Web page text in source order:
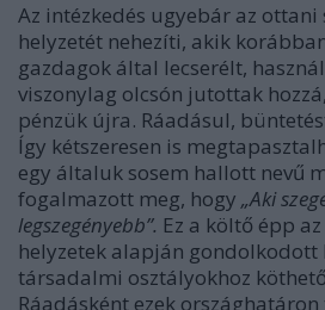
Az intézkedés ugyebár az ottani
helyzetét nehezíti, akik
gazdagok által lecserélt,
viszonylag olcsón jutottak
pénzük újra. Ráadásul,
Így kétszeresen is
egy általuk sosem hallott nevű
fogalmazott meg, hogy „Aki
legszegényebb”. Ez a költő épp
helyzetek alapján gondolkodott
társadalmi osztályokhoz
Ráadásként ezek